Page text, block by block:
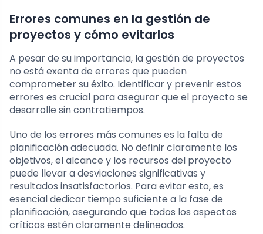
Errores comunes en la gestión de
proyectos y cómo evitarlos
A pesar de su importancia, la gestión de proyectos
no está exenta de errores que pueden
comprometer su éxito. Identificar y prevenir estos
errores es crucial para asegurar que el proyecto se
desarrolle sin contratiempos.
Uno de los errores más comunes es la falta de
planificación adecuada. No definir claramente los
objetivos, el alcance y los recursos del proyecto
puede llevar a desviaciones significativas y
resultados insatisfactorios. Para evitar esto, es
esencial dedicar tiempo suficiente a la fase de
planificación, asegurando que todos los aspectos
críticos estén claramente delineados.